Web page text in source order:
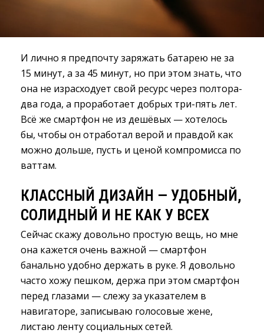
И лично я предпочту заряжать батарею не за
15 минут, а за 45 минут, но при этом знать, что
она не израсходует свой ресурс через полтора-
два года, а проработает добрых три-пять лет.
Всё же смартфон не из дешёвых — хотелось
бы, чтобы он отработал верой и правдой как
можно дольше, пусть и ценой компромисса по
ваттам.
КЛАССНЫЙ ДИЗАЙН — УДОБНЫЙ,
СОЛИДНЫЙ И НЕ КАК У ВСЕХ
Сейчас скажу довольно простую вещь, но мне
она кажется очень важной — смартфон
банально удобно держать в руке. Я довольно
часто хожу пешком, держа при этом смартфон
перед глазами — слежу за указателем в
навигаторе, записываю голосовые жене,
листаю ленту социальных сетей.